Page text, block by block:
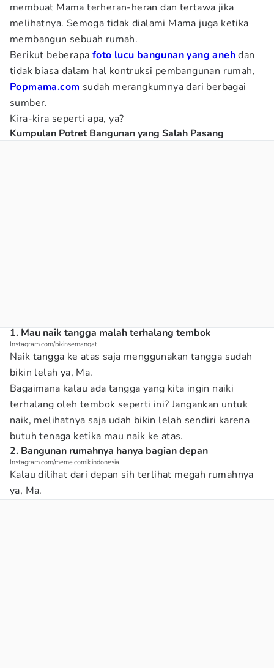
membuat Mama terheran-heran dan tertawa jika
melihatnya. Semoga tidak dialami Mama juga ketika
membangun sebuah rumah.
Berikut beberapa foto lucu bangunan yang anehdan
tidak biasa dalam hal kontruksi pembangunan rumah,
Popmama.com sudah merangkumnya dari berbagai
sumber.
Kira-kira seperti apa, ya?
Kumpulan Potret Bangunan yang Salah Pasang
1. Mau naik tangga malah terhalang tembok
Instagram.com/bikinsemangat
Naik tangga ke atas saja menggunakan tangga sudah
bikin lelah ya, Ma.
Bagaimana kalau ada tangga yang kita ingin naiki
terhalang oleh tembok seperti ini? Jangankan untuk
naik, melihatnya saja udah bikin lelah sendiri karena
butuh tenaga ketika mau naik ke atas.
2. Bangunan rumahnya hanya bagian depan
Instagram.com/meme.comik.indonesia
Kalau dilihat dari depan sih terlihat megah rumahnya
ya, Ma.